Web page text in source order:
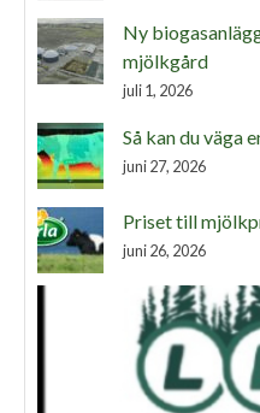
Ny
mjölkgård
juli 1, 2026
Så kan du väga
juni 27, 2026
Priset till
juni 26, 2026